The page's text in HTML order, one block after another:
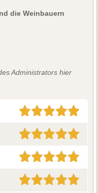
die Weinbauern
Administrators hier